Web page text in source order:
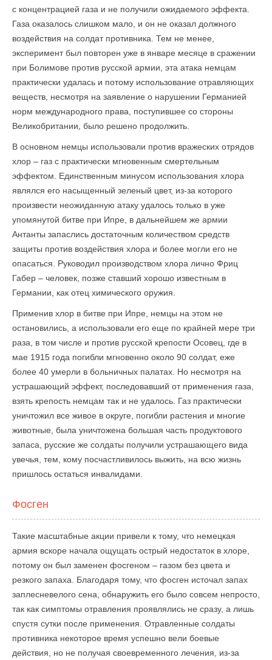
с концентрацией газа и не получили ожидаемого эффекта.
Газа оказалось слишком мало, и он не оказал должного
воздействия на солдат противника. Тем не менее,
эксперимент был повторен уже в январе месяце в сражении
при Болимове против русской армии, эта атака немцам
практически удалась и потому использование отравляющих
веществ, несмотря на заявление о нарушении Германией
норм международного права, поступившее со стороны
Великобритании, было решено продолжить.
В основном немцы использовали против вражеских отрядов
хлор – газ с практически мгновенным смертельным
эффектом. Единственным минусом использования хлора
являлся его насыщенный зеленый цвет, из-за которого
произвести неожиданную атаку удалось только в уже
упомянутой битве при Ипре, в дальнейшем же армии
Антанты запаслись достаточным количеством средств
защиты против воздействия хлора и более могли его не
опасаться. Руководил производством хлора лично Фриц
Габер – человек, позже ставший хорошо известным в
Германии, как отец химического оружия.
Применив хлор в битве при Ипре, немцы на этом не
остановились, а использовали его еще по крайней мере три
раза, в том числе и против русской крепости Осовец, где в
мае 1915 года погибли мгновенно около 90 солдат, еже
более 40 умерли в больничных палатах. Но несмотря на
устрашающий эффект, последовавший от применения газа,
взять крепость немцам так и не удалось. Газ практически
уничтожил все живое в округе, погибли растения и многие
животные, была уничтожена большая часть продуктового
запаса, русские же солдаты получили устрашающего вида
увечья, тем, кому посчастливилось выжить, на всю жизнь
пришлось остаться инвалидами.
Фосген
Такие масштабные акции привели к тому, что немецкая
армия вскоре начала ощущать острый недостаток в хлоре,
потому он был заменен фосгеном – газом без цвета и
резкого запаха. Благодаря тому, что фосген источал запах
заплесневелого сена, обнаружить его было совсем непросто,
так как симптомы отравления проявлялись не сразу, а лишь
спустя сутки после применения. Отравленные солдаты
противника некоторое время успешно вели боевые
действия, но не получая своевременного лечения, из-за